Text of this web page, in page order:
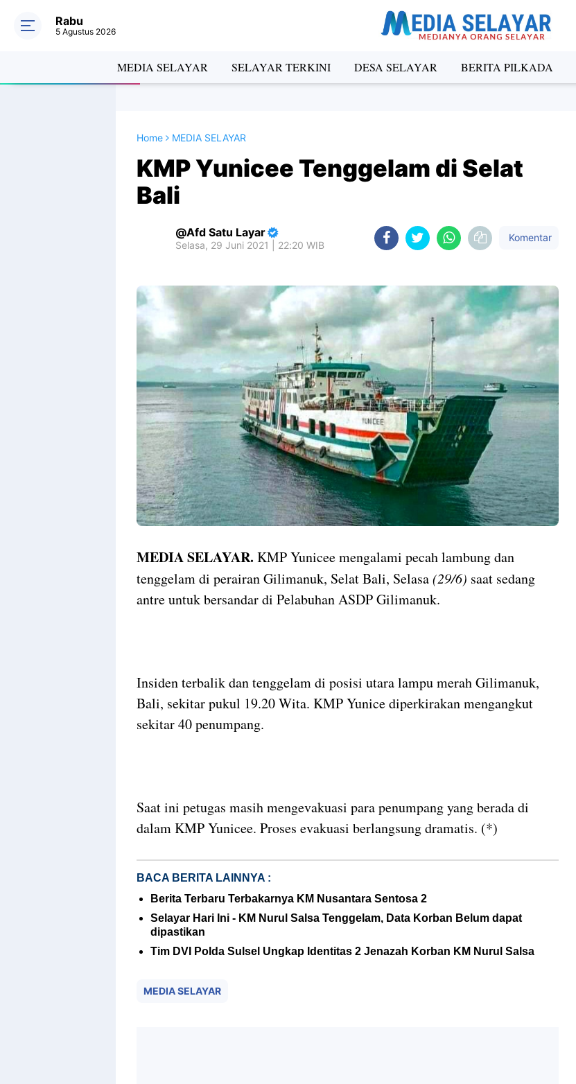
Rabu
5 Agustus 2026
MEDIA SELAYAR SELAYAR TERKINI DESA SELAYAR BERITA PILKADA
Home MEDIA SELAYAR
KMP Yunicee Tenggelam di Selat
Bali
Afd Satu Layar
Selasa, 29 Juni 2021 | 22:20 WIB
Komentar
MEDIA SELAYAR. KMP Yunicee mengalami pecah lambung dan
tenggelam di perairan Gilimanuk, Selat Bali, Selasa(29/6) saat sedang
antre untuk bersandar di Pelabuhan ASDP Gilimanuk.
Insiden terbalik dan tenggelam di posisi utara lampu merah Gilimanuk,
Bali, sekitar pukul 19.20 Wita. KMP Yunice diperkirakan mengangkut
sekitar 40 penumpang.
Saat ini petugas masih mengevakuasi para penumpang yang berada di
dalam KMP Yunicee. Proses evakuasi berlangsung dramatis. (*)
BACA BERITA LAINNYA :
Berita Terbaru Terbakarnya KM Nusantara Sentosa 2
Selayar Hari Ini - KM Nurul Salsa Tenggelam, Data Korban Belum dapat
dipastikan
Tim DVI Polda Sulsel Ungkap Identitas 2 Jenazah Korban KM Nurul Salsa
MEDIA SELAYAR